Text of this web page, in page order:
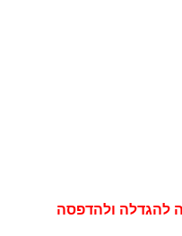
להגדלה ולהדפסה